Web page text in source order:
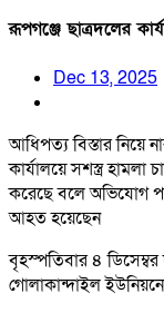
রূপগঞ্জে ছাত্রদলের
Dec 13, 2025
আধিপত্য বিস্তার নিয়ে
কার্যালয়ে সশস্ত্র
করেছে বলে অভিযোগ
আহত হয়েছেন
বৃহস্পতিবার ৪
গোলাকান্দাইল